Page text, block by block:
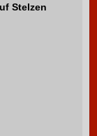
Stelzen